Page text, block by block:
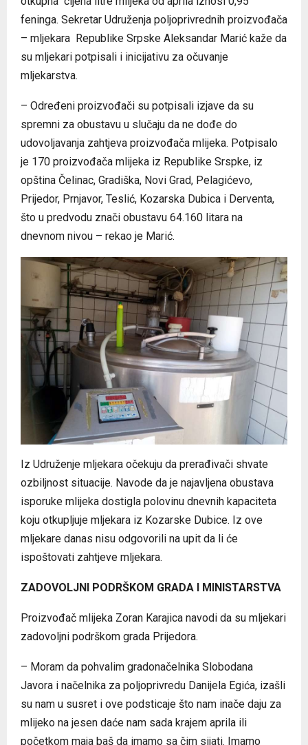
feninga. Sekretar Udruženja poljoprivrednih proizvođača
– mljekara Republike Srpske Aleksandar Marić kaže da
su mljekari potpisali i inicijativu za očuvanje
mljekarstva.
– Određeni proizvođači su potpisali izjave da su
spremni za obustavu u slučaju da ne dođe do
udovoljavanja zahtjeva proizvođača mlijeka. Potpisalo
je 170 proizvođača mlijeka iz Republike Srspke, iz
opština Čelinac, Gradiška, Novi Grad, Pelagićevo,
Prijedor, Prnjavor, Teslić, Kozarska Dubica i Derventa,
što u predvodu znači obustavu 64.160 litara na
dnevnom nivou – rekao je Marić.
Iz Udruženje mljekara očekuju da prerađivači shvate
ozbiljnost situacije. Navode da je najavljena obustava
isporuke mlijeka dostigla polovinu dnevnih kapaciteta
koju otkupljuje mljekara iz Kozarske Dubice. Iz ove
mljekare danas nisu odgovorili na upit da li će
ispoštovati zahtjeve mljekara.
ZADOVOLJNI PODRŠKOM GRADA I MINISTARSTVA
Proizvođač mlijeka Zoran Karajica navodi da su mljekari
zadovoljni podrškom grada Prijedora.
– Moram da pohvalim gradonačelnika Slobodana
Javora i načelnika za poljoprivredu Danijela Egića, izašli
su nam u susret i ove podsticaje što nam inače daju za
mlijeko na jesen daće nam sada krajem aprila ili
početkom maja baš da imamo sa čim sijati. Imamo